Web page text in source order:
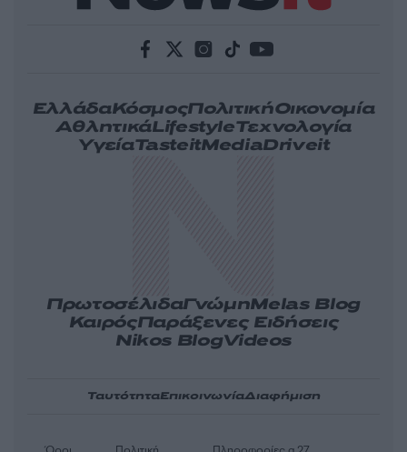
ΕλλάδαΚόσμοςΠολιτικήΟικονομία
ΑθλητικάLifestyleΤεχνολογία
ΥγείαTasteitMediaDriveit
ΠρωτοσέλιδαΓνώμηMelas Blog
ΚαιρόςΠαράξενες Ειδήσεις
Nikos BlogVideos
ΤαυτότηταΕπικοινωνίαΔιαφήμιση